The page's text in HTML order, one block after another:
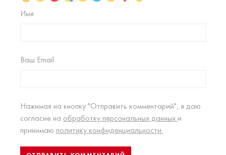
Имя
Ваш Email
Нажимая на кнопку "Отправить комментарий", я даю
согласие на обработку персональных данных и
принимаю политику конфиденциальности.